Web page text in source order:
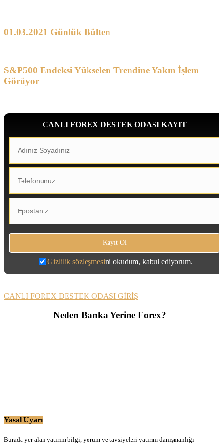
01.03.2021 Günlük Bülten
S&P500 Endeksi Yükselen Trendine Yakın İşlem
Görüyor
CANLI FOREX DESTEK ODASI KAYIT
Gizlilik sözleşmesini okudum, kabul ediyorum.
CANLI FOREX DESTEK ODASI GİRİŞ
Neden Banka Yerine Forex?
Yasal Uyarı
Burada yer alan yatırım bilgi, yorum ve tavsiyeleri yatırım danışmanlığı